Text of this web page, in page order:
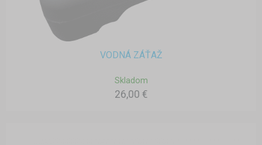
VODNÁ ZÁŤAŽ
Skladom
26,00 €